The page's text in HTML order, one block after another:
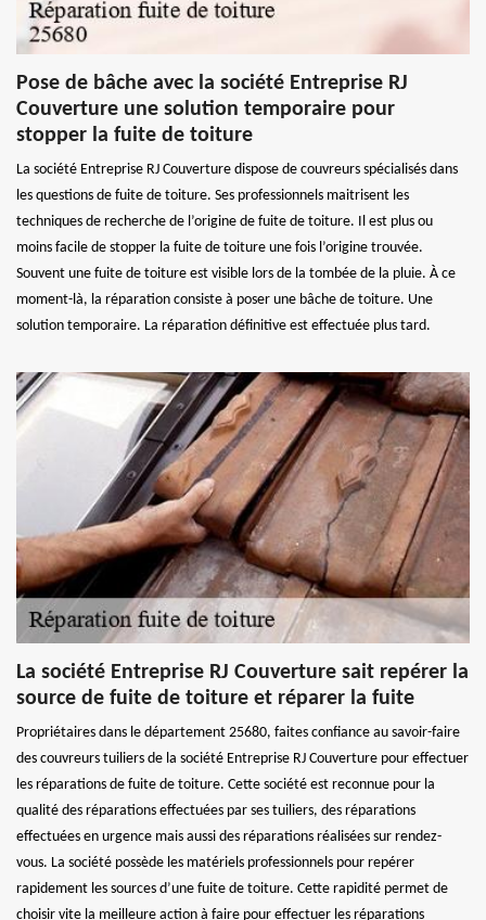
Pose de bâche avec la société Entreprise RJ
Couverture une solution temporaire pour
stopper la fuite de toiture
La société Entreprise RJ Couverture dispose de couvreurs spécialisés dans
les questions de fuite de toiture. Ses professionnels maitrisent les
techniques de recherche de l’origine de fuite de toiture. Il est plus ou
moins facile de stopper la fuite de toiture une fois l’origine trouvée.
Souvent une fuite de toiture est visible lors de la tombée de la pluie. À ce
moment-là, la réparation consiste à poser une bâche de toiture. Une
solution temporaire. La réparation définitive est effectuée plus tard.
La société Entreprise RJ Couverture sait repérer la
source de fuite de toiture et réparer la fuite
Propriétaires dans le département 25680, faites confiance au savoir-faire
des couvreurs tuiliers de la société Entreprise RJ Couverture pour effectuer
les réparations de fuite de toiture. Cette société est reconnue pour la
qualité des réparations effectuées par ses tuiliers, des réparations
effectuées en urgence mais aussi des réparations réalisées sur rendez-
vous. La société possède les matériels professionnels pour repérer
rapidement les sources d’une fuite de toiture. Cette rapidité permet de
choisir vite la meilleure action à faire pour effectuer les réparations